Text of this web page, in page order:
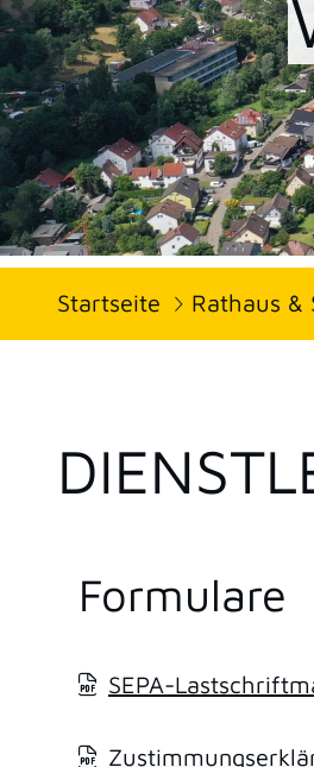
Startseite Rathaus &
Formulare
SEPA-